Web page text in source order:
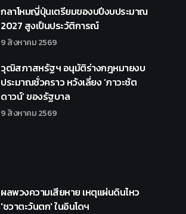
กลาโหมญี่ปุ่นเตรียมของบปีงบประมาณ
2027 สูงเป็นประวัติการณ์
9 สิงหาคม 2569
วุฒิสภาสหรัฐฯ อนุมัติร่างกฎหมายงบ
ประมาณชั่วคราว หวังเลี่ยง ‘ภาวะชัต
ดาวน์’ ของรัฐบาล
9 สิงหาคม 2569
ผลพวงความเสียหาย เหตุแผ่นดินไหว
'ชวาตะวันตก' ในอินโดฯ